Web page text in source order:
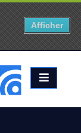
Afficher